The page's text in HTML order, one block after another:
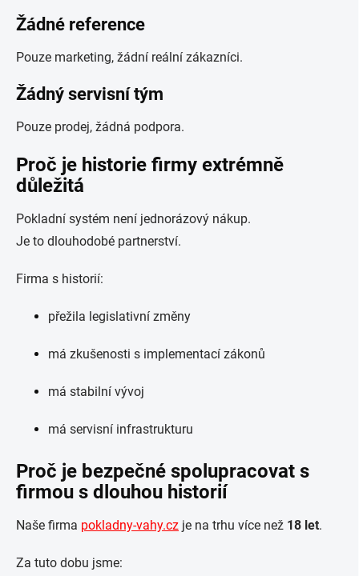
Žádné reference
Pouze marketing, žádní reální zákazníci.
Žádný servisní tým
Pouze prodej, žádná podpora.
Proč je historie firmy extrémně
důležitá
Pokladní systém není jednorázový nákup.
Je to dlouhodobé partnerství.
Firma s historií:
přežila legislativní změny
má zkušenosti s implementací zákonů
má stabilní vývoj
má servisní infrastrukturu
Proč je bezpečné spolupracovat s
firmou s dlouhou historií
Naše firma pokladny-vahy.cz je na trhu více než 18 let.
Za tuto dobu jsme: